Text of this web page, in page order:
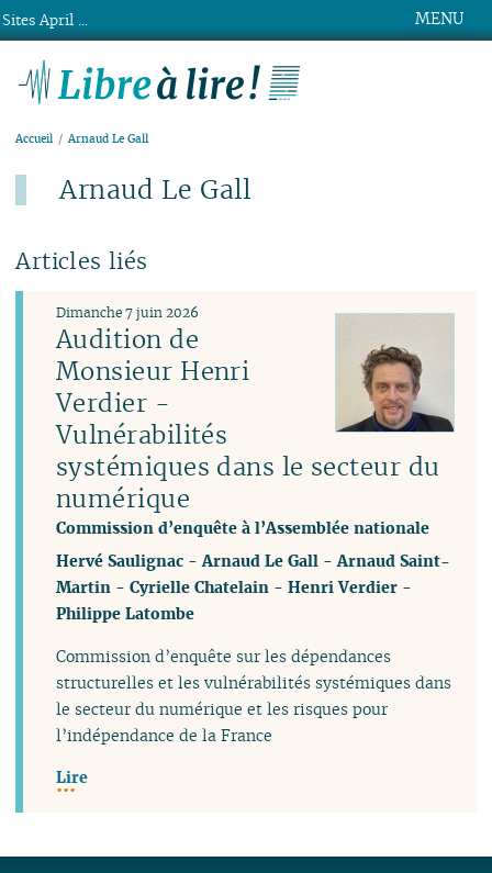
MENU
Accueil Arnaud Le Gall
Arnaud Le Gall
Articles liés
Audition de
Monsieur Henri
Verdier -
Vulnérabilités
systémiques dans le secteur du
numérique
Commission d’enquête à l’Assemblée nationale
Dimanche 7 juin 2026
Hervé Saulignac -Arnaud Le Gall -Arnaud Saint-
Martin -Cyrielle Chatelain -Henri Verdier -
Philippe Latombe
Commission d’enquête sur les dépendances
structurelles et les vulnérabilités systémiques dans
le secteur du numérique et les risques pour
l’indépendance de la France
Lire
Sites April ...